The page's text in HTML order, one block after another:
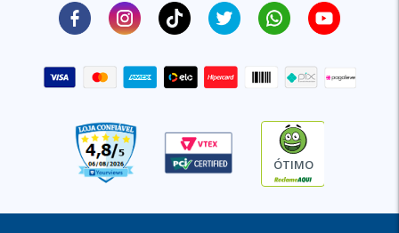
ÓTIMO